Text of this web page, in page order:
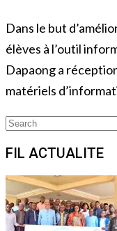
Dans le but
élèves à l’outil
Dapaong a
matériels
Search
FIL ACTUALITE